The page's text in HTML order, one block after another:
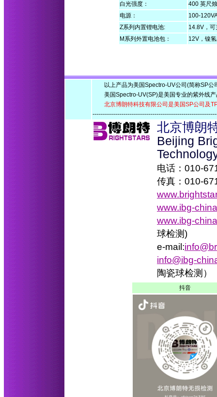
白光强度：
400 英尺
电源：
100-
Z系列内置锂电池:
14.8V，
M系列外置电池包：
12V，镍
以上产品为美国Spectro-UV公司(简称SP公
美国Spectro-UV(SP)是美国专业的紫外线产
北京博朗特科技有限公司是美国SP公司及
北京博朗
Beijing
电话：010-
传真：010-
www.ibg-
www.ibg-
球检测)
e-mail:
info@ibg-
陶瓷球检测）
抖音